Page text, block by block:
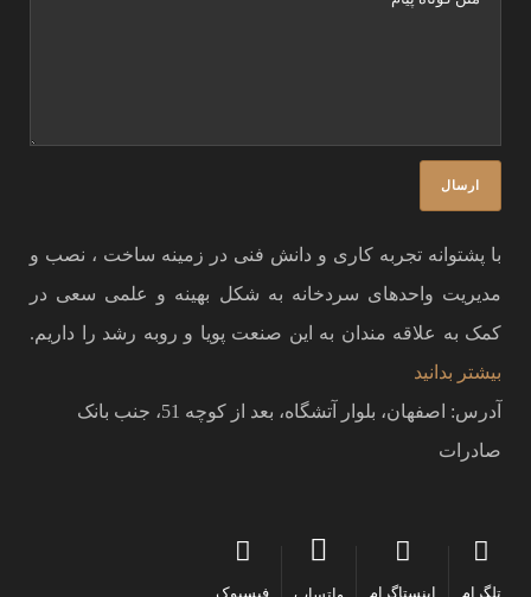
با پشتوانه تجربه کاری و دانش فنی در زمینه ساخت ، نصب و
مدیریت واحدهای سردخانه به شکل بهینه و علمی سعی در
کمک به علاقه مندان به این صنعت پویا و روبه رشد را داریم.
بیشتر بدانید
آدرس: اصفهان، بلوار آتشگاه، بعد از کوچه 51، جنب بانک
صادرات
تلگرام اینستاگرام فیسبوک